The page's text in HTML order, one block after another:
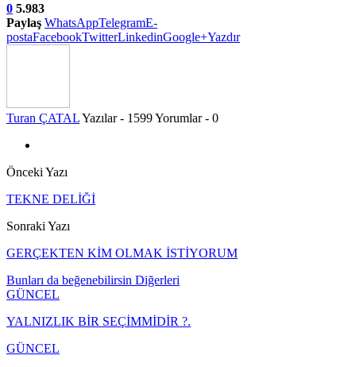
0 5.983
Paylaş WhatsAppTelegramE-
postaFacebookTwitterLinkedinGoogle+Yazdır
Turan ÇATALYazılar - 1599Yorumlar - 0
Önceki Yazı
TEKNE DELİĞİ
Sonraki Yazı
GERÇEKTEN KİM OLMAK İSTİYORUM
Bunları da beğenebilirsin Diğerleri
GÜNCEL
YALNIZLIK BİR SEÇİMMİDİR ?.
GÜNCEL